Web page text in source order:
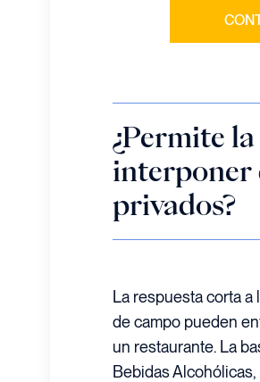
¿Permite
interponer
privados?
La respuesta corta a
de campo pueden
un restaurante. La
Bebidas